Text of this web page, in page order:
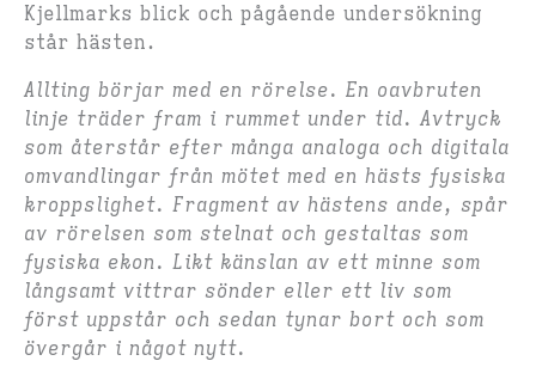
Kjellmarks blick och pågående undersökning
står hästen.
Allting börjar med en rörelse. En oavbruten
linje träder fram i rummet under tid. Avtryck
som återstår efter många analoga och digitala
omvandlingar från mötet med en hästs fysiska
kroppslighet. Fragment av hästens ande, spår
av rörelsen som stelnat och gestaltas som
fysiska ekon. Likt känslan av ett minne som
långsamt vittrar sönder eller ett liv som
först uppstår och sedan tynar bort och som
övergår i något nytt.